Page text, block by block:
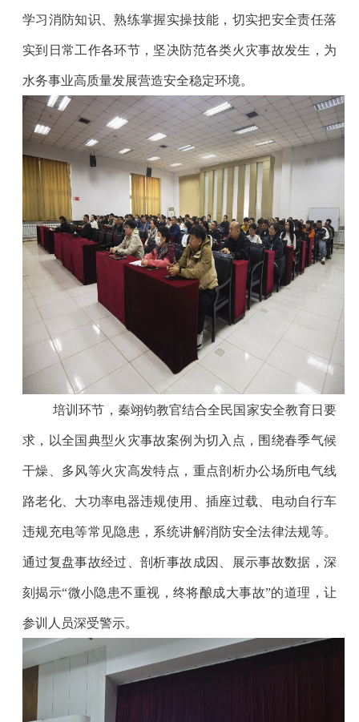
学习消防知识、熟练掌握实操技能，切实把安全责任落
实到日常工作各环节，坚决防范各类火灾事故发生，为
水务事业高质量发展营造安全稳定环境。
培训环节，秦翊钧教官结合全民国家安全教育日要
求，以全国典型火灾事故案例为切入点，围绕春季气候
干燥、多风等火灾高发特点，重点剖析办公场所电气线
路老化、大功率电器违规使用、插座过载、电动自行车
违规充电等常见隐患，系统讲解消防安全法律法规等。
通过复盘事故经过、剖析事故成因、展示事故数据，深
刻揭示“微小隐患不重视，终将酿成大事故”的道理，让
参训人员深受警示。